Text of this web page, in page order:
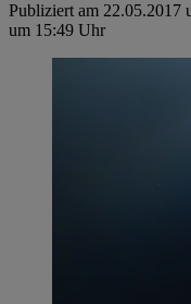
Publiziert am 22.05.2017
um 15:49 Uhr